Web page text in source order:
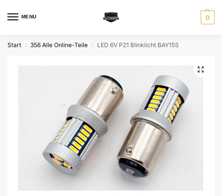
MENU 0
Start / 356 Alle Online-Teile / LED 6V P21 Blinklicht BAY15S